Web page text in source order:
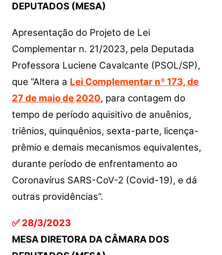
DEPUTADOS (MESA)
Apresentação do Projeto de Lei
Complementar n. 21/2023, pela Deputada
Professora Luciene Cavalcante (PSOL/SP),
que “Altera a Lei Complementar nº 173, de
27 de maio de 2020, para contagem do
tempo de período aquisitivo de anuênios,
triênios, quinquênios, sexta-parte, licença-
prêmio e demais mecanismos equivalentes,
durante período de enfrentamento ao
Coronavírus SARS-CoV-2 (Covid-19), e dá
outras providências”.
✅ 28/3/2023
MESA DIRETORA DA CÂMARA DOS